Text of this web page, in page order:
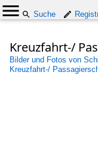
Suche
Kreuzfahrt-/
Bilder und Fotos von
Kreuzfahrt-/